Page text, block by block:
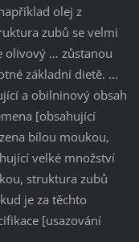
olej z
zubů se velmi
olivový … zůstanou
základní dietě. …
a obilninový obsah
[obsahující
bílou moukou,
velké množství
struktura zubů
je za těchto
[usazování